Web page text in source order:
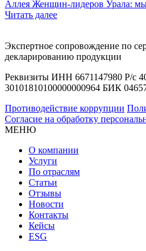
Аллея Женщин-лидеров Урала: мы
Читать далее
Экспертное сопровождение по
декларированию продукции
Реквизиты ИНН 6671147980 Р/с
30101810100000000964 БИК
Противодействие коррупции
Согласие на обработку
МЕНЮ
О компании
Услуги
По отраслям
Статьи
Отзывы
Новости
Контакты
Кейсы
ESG